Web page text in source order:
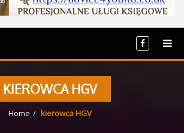
KIEROWCA HGV
Home kierowca HGV